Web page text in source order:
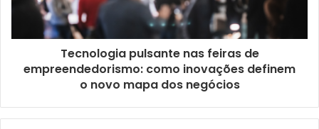
Tecnologia pulsante nas feiras de
empreendedorismo: como inovações definem
o novo mapa dos negócios